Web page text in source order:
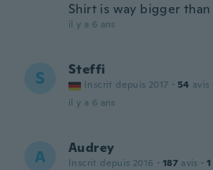
Shirt is way bigger than
il y a 6 ans
S Steffi
Inscrit depuis 2017 · 54 avis
il y a 6 ans
A Audrey
Inscrit depuis 2016 · 187 avis · 1